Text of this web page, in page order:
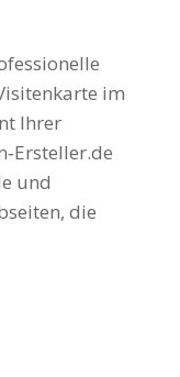
im
Ihrer
und
die